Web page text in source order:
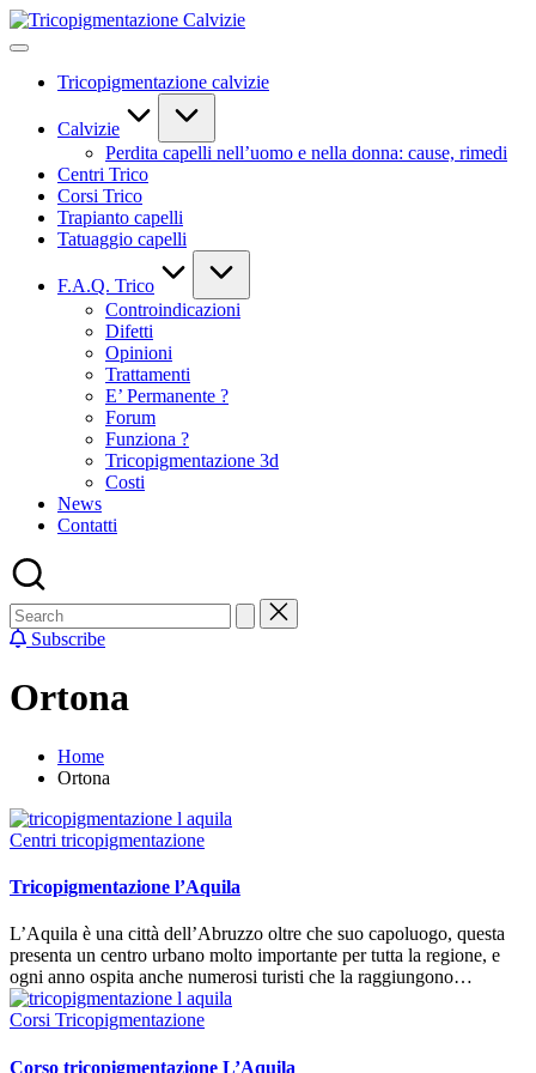
Skip
to
Tricopigmentazione
Tricopigmentazione calvizie
Calvizie
Perdita capelli nell’uomo e nella donna: cause, rimedi
Centri Trico
Corsi Trico
Trapianto capelli
Tatuaggio capelli
F.A.Q. Trico
Controindicazioni
Difetti
Opinioni
Trattamenti
E’ Permanente ?
Forum
Funziona ?
Tricopigmentazione 3d
Costi
News
Contatti
Subscribe
Ortona
Home
Ortona
Posted
Centri tricopigmentazione
Tricopigmentazione l’Aquila
L’Aquila è una città dell’Abruzzo oltre che suo capoluogo, questa
presenta un centro urbano molto importante per tutta la regione, e
ogni anno ospita anche numerosi turisti che la raggiungono…
Posted
Corsi Tricopigmentazione
Corso tricopigmentazione L’Aquila